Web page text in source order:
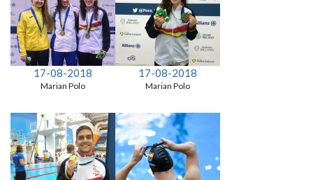
17-08-2018
Marian Polo
17-08-2018
Marian Polo